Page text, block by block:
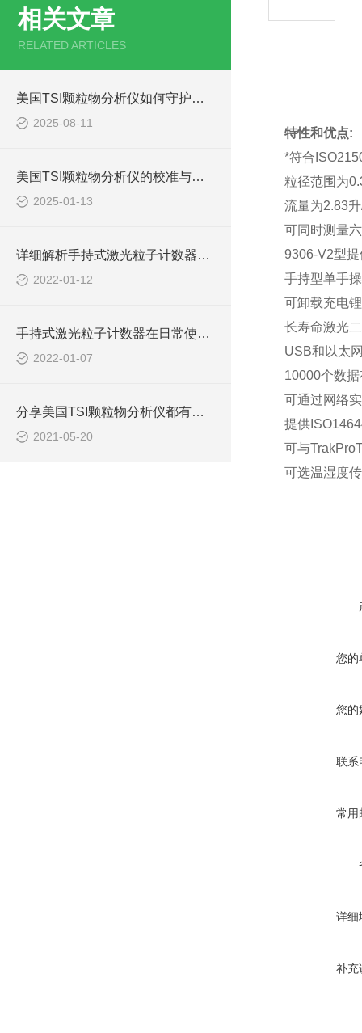
相关文章
RELATED ARTICLES
美国TSI颗粒物分析仪如何守护呼吸安全？
2025-08-11
美国TSI颗粒物分析仪的校准与误差分析
2025-01-13
详细解析手持式激光粒子计数器的原理和使用光源
2022-01-12
手持式激光粒子计数器在日常使用中具有诸多特点
2022-01-07
分享美国TSI颗粒物分析仪都有哪些典型的应用！
2021-05-20
特性和优点:
*符合
粒径范围为
流量为2.83
可同时测量
9306-V2型
手持型单手
可卸载充电
长寿命激光
USB和以太
10000个数
可通过网络
提供
可与
可选温湿度
您的
您的
联系
常用
详细
补充